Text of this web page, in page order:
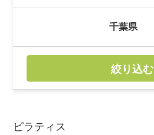
絞り込む
ピラティス